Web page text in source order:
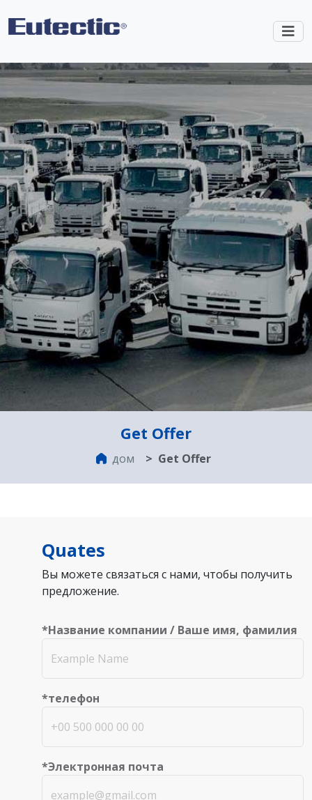
Get Offer
дом Get Offer
Quates
Вы можете связаться с нами, чтобы получить
предложение.
*Название компании / Ваше имя, фамилия
*телефон
*Электронная почта